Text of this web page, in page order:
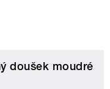
doušek moudré